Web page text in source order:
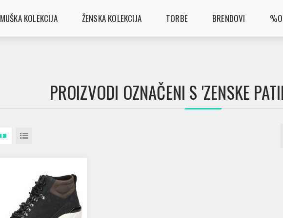
MUŠKA KOLEKCIJA ŽENSKA KOLEKCIJA TORBE BRENDOVI
PROIZVODI OZNAČENI S 'ZENSKE